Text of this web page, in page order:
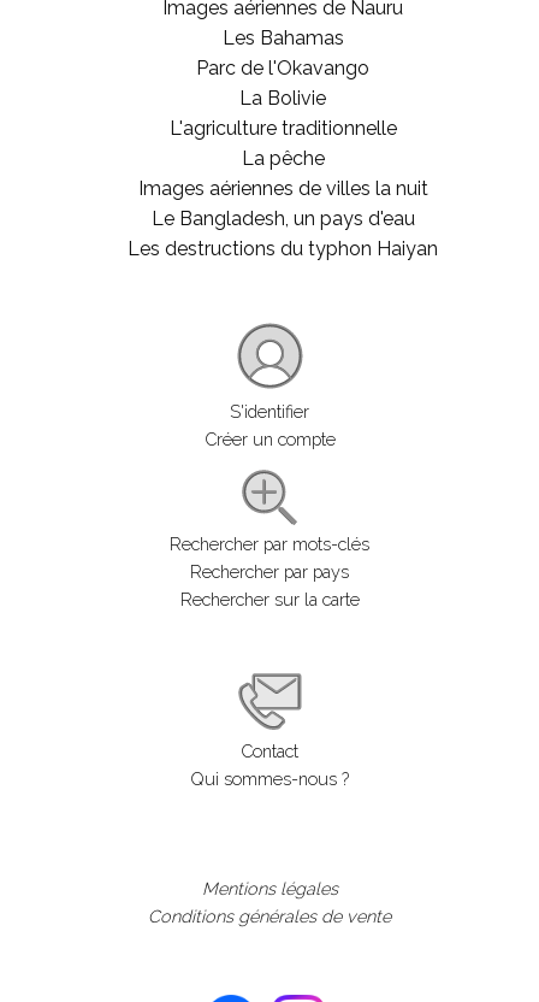
Images aériennes de Nauru
Les Bahamas
Parc de l'Okavango
La Bolivie
L'agriculture traditionnelle
La pêche
Images aériennes de villes la nuit
Le Bangladesh, un pays d'eau
Les destructions du typhon Haiyan
S'identifier
Créer un compte
Rechercher par mots-clés
Rechercher par pays
Rechercher sur la carte
Contact
Qui sommes-nous ?
Mentions légales
Conditions générales de vente